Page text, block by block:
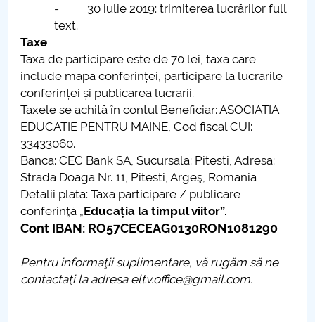
- 30 iulie 2019: trimiterea lucrărilor full
text.
Taxe
Taxa de participare este de 70 lei, taxa care
include mapa conferinței, participare la lucrarile
conferinței și publicarea lucrării.
Taxele se achită în contul Beneficiar: ASOCIATIA
EDUCATIE PENTRU MAINE, Cod fiscal CUI:
33433060.
Banca: CEC Bank SA, Sucursala: Pitesti, Adresa:
Strada Doaga Nr. 11, Pitesti, Argeş, Romania
Detalii plata: Taxa participare / publicare
conferinţă „Educația la timpul viitor”.
Cont IBAN: RO57CECEAG0130RON1081290
Pentru informaţii suplimentare, vă rugăm să ne
contactaţi la adresa eltv.office@gmail.com.